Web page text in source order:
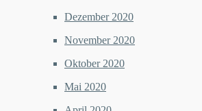
Dezember 2020
November 2020
Oktober 2020
Mai 2020